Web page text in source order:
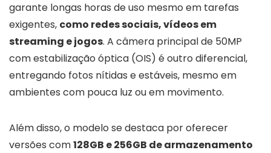
garante longas horas de uso mesmo em tarefas
exigentes, como redes sociais, vídeos em
streaming e jogos. A câmera principal de 50MP
com estabilização óptica (OIS) é outro diferencial,
entregando fotos nítidas e estáveis, mesmo em
ambientes com pouca luz ou em movimento.
Além disso, o modelo se destaca por oferecer
versões com128GB e 256GB de armazenamento